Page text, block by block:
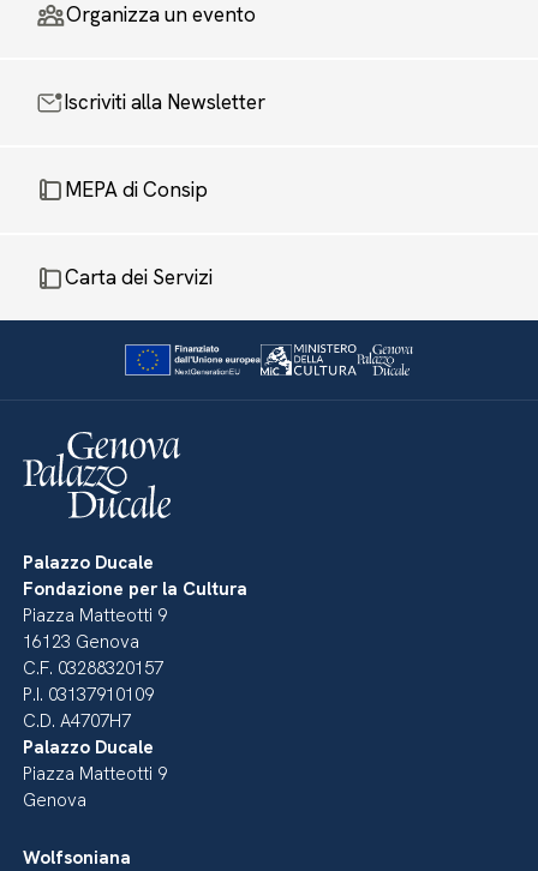
Organizza un evento
Iscriviti alla Newsletter
MEPA di Consip
Carta dei Servizi
Palazzo Ducale
Fondazione per la Cultura
Piazza Matteotti 9
16123 Genova
C.F. 03288320157
P.I. 03137910109
C.D. A4707H7
Palazzo Ducale
Piazza Matteotti 9
Genova
Wolfsoniana